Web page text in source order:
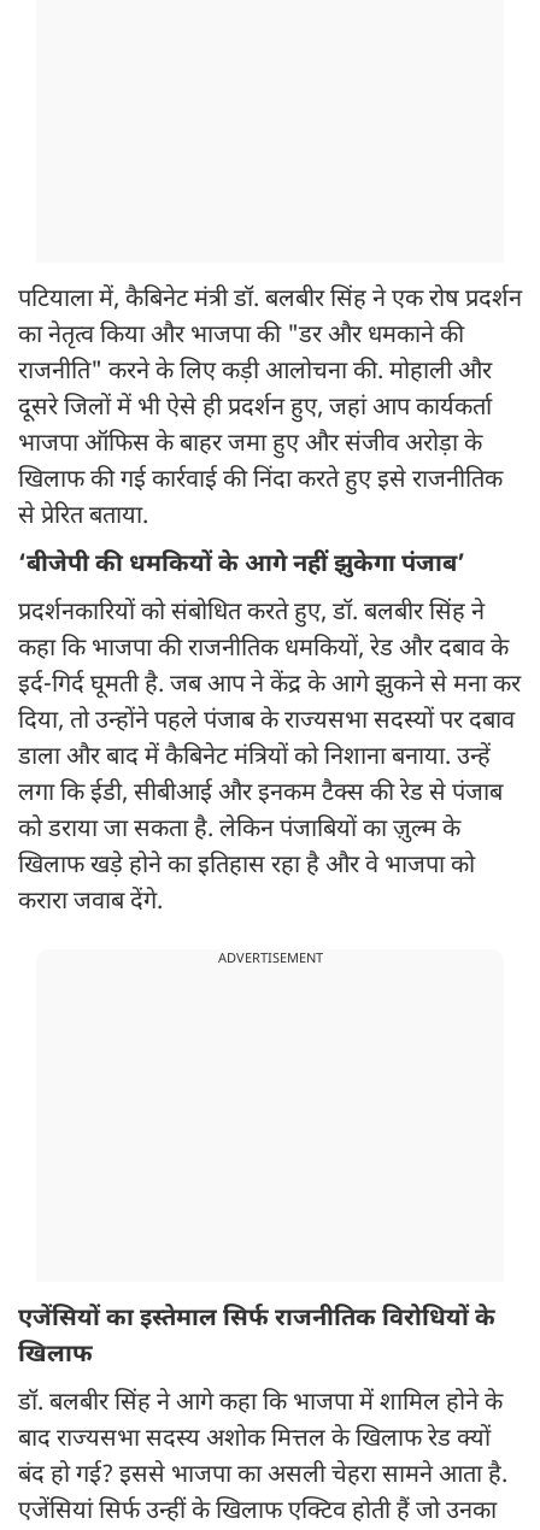
पटियाला में, कैबिनेट मंत्री डॉ. बलबीर सिंह ने एक रोष प्रदर्शन
का नेतृत्व किया और भाजपा की "डर और धमकाने की
राजनीति" करने के लिए कड़ी आलोचना की. मोहाली और
दूसरे जिलों में भी ऐसे ही प्रदर्शन हुए, जहां आप कार्यकर्ता
भाजपा ऑफिस के बाहर जमा हुए और संजीव अरोड़ा के
खिलाफ की गई कार्रवाई की निंदा करते हुए इसे राजनीतिक
से प्रेरित बताया.
‘बीजेपी की धमकियों के आगे नहीं झुकेगा पंजाब’
प्रदर्शनकारियों को संबोधित करते हुए, डॉ. बलबीर सिंह ने
कहा कि भाजपा की राजनीतिक धमकियों, रेड और दबाव के
इर्द-गिर्द घूमती है. जब आप ने केंद्र के आगे झुकने से मना कर
दिया, तो उन्होंने पहले पंजाब के राज्यसभा सदस्यों पर दबाव
डाला और बाद में कैबिनेट मंत्रियों को निशाना बनाया. उन्हें
लगा कि ईडी, सीबीआई और इनकम टैक्स की रेड से पंजाब
को डराया जा सकता है. लेकिन पंजाबियों का ज़ुल्म के
खिलाफ खड़े होने का इतिहास रहा है और वे भाजपा को
करारा जवाब देंगे.
ADVERTISEMENT
एजेंसियों का इस्तेमाल सिर्फ राजनीतिक विरोधियों के
खिलाफ
डॉ. बलबीर सिंह ने आगे कहा कि भाजपा में शामिल होने के
बाद राज्यसभा सदस्य अशोक मित्तल के खिलाफ रेड क्यों
बंद हो गई? इससे भाजपा का असली चेहरा सामने आता है.
एजेंसियां सिर्फ उन्हीं के खिलाफ एक्टिव होती हैं जो उनका